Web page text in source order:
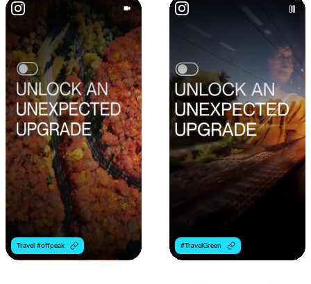
Travel #offpeak #TravelGreen